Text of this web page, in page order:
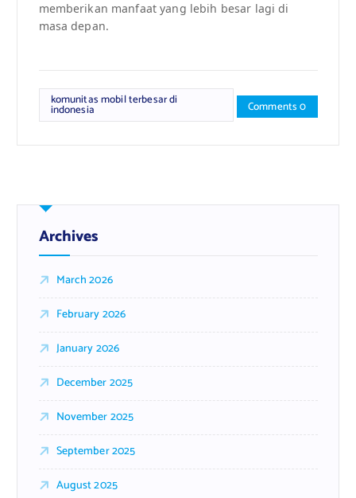
memberikan manfaat yang lebih besar lagi di
masa depan.
komunitas mobil terbesar di
indonesia Comments 0
Archives
March 2026
February 2026
January 2026
December 2025
November 2025
September 2025
August 2025